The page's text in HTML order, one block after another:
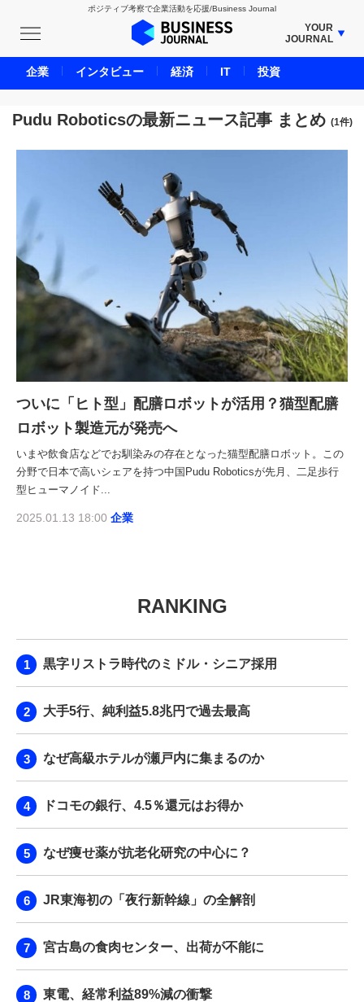
ポジティブ考察で企業活動を応援/Business Journal
YOUR
JOURNAL
BUSINESS JOURNAL
UNICORN JOURNAL
CARBON CREDITS JOURNAL
INBOUND JOURNAL
LIFE ENDING JOURNAL
AI JOURNAL
REAL ESTATE BROKERAGE JOURNAL
SMART MARKETING JOURNAL
BPaaS JOURNAL
ADOPTABLE DOG JOURNAL
Pudu Roboticsの最新ニュース記事 まとめ (1件)
ついに「ヒト型」配膳ロボットが活用？猫型配膳
ロボット製造元が発売へ
いまや飲食店などでお馴染みの存在となった猫型配膳ロボット。この
分野で日本で高いシェアを持つ中国Pudu Roboticsが先月、二足歩行
型ヒューマノイド...
2025.01.13 18:00 企業
RANKING
黒字リストラ時代のミドル・シニア採用
大手5行、純利益5.8兆円で過去最高
なぜ高級ホテルが瀬戸内に集まるのか
ドコモの銀行、4.5％還元はお得か
なぜ痩せ薬が抗老化研究の中心に？
JR東海初の「夜行新幹線」の全解剖
宮古島の食肉センター、出荷が不能に
東電、経常利益89%減の衝撃
企業 インタビュー 経済 IT 投資